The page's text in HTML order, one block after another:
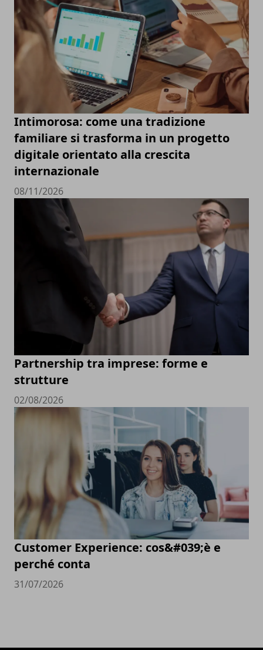
Intimorosa: come una tradizione
familiare si trasforma in un progetto
digitale orientato alla crescita
internazionale
08/11/2026
Partnership tra imprese: forme e
strutture
02/08/2026
Customer Experience: cos&#039;è e
perché conta
31/07/2026